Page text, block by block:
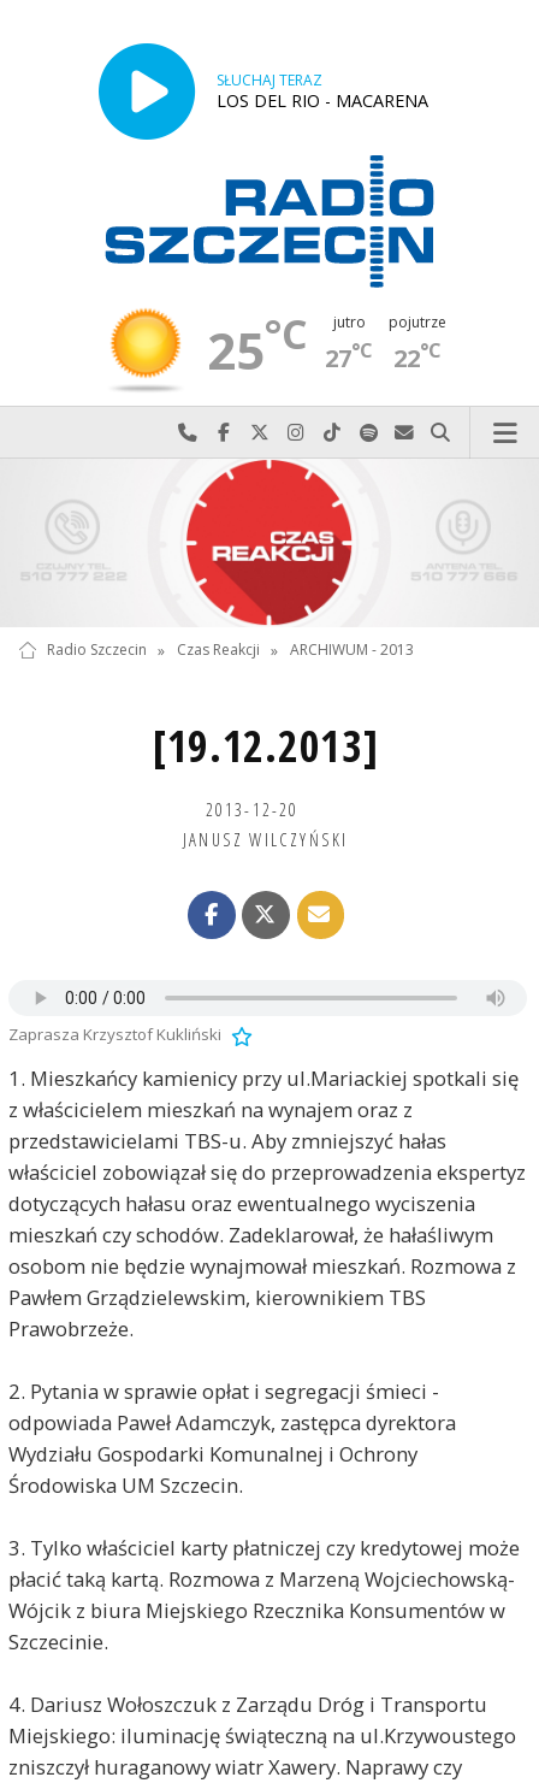
SŁUCHAJ TERAZ
LOS DEL RIO - MACARENA
25°C jutro
27°C
pojutrze
22°C
Najlepiej po prostu do nas zadzwoń
Odwiedź nas na Facebook-u
Odwiedź nas na X
Odwiedź nas na Instagram-ie
Odwiedź nas na TikTok-u
Szukaj nas na Spotify
Wyślij do nas
Szukaj
Radio Szczecin » Czas Reakcji » ARCHIWUM - 2013
[19.12.2013]
2013-12-20
JANUSZ WILCZYŃSKI
Zaprasza Krzysztof Kukliński
1. Mieszkańcy kamienicy przy ul.Mariackiej spotkali się
z właścicielem mieszkań na wynajem oraz z
przedstawicielami TBS-u. Aby zmniejszyć hałas
właściciel zobowiązał się do przeprowadzenia ekspertyz
dotyczących hałasu oraz ewentualnego wyciszenia
mieszkań czy schodów. Zadeklarował, że hałaśliwym
osobom nie będzie wynajmował mieszkań. Rozmowa z
Pawłem Grządzielewskim, kierownikiem TBS
Prawobrzeże.
2. Pytania w sprawie opłat i segregacji śmieci -
odpowiada Paweł Adamczyk, zastępca dyrektora
Wydziału Gospodarki Komunalnej i Ochrony
Środowiska UM Szczecin.
3. Tylko właściciel karty płatniczej czy kredytowej może
płacić taką kartą. Rozmowa z Marzeną Wojciechowską-
Wójcik z biura Miejskiego Rzecznika Konsumentów w
Szczecinie.
4. Dariusz Wołoszczuk z Zarządu Dróg i Transportu
Miejskiego: iluminację świąteczną na ul.Krzywoustego
zniszczył huraganowy wiatr Xawery. Naprawy czy